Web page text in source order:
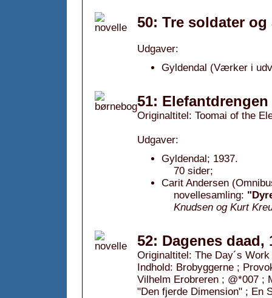
50: Tre soldater
Udgaver:
Gyldendal (Værker i
51: Elefantdrengen
Originaltitel: Toomai of the
Udgaver:
Gyldendal; 1937.
70 sider;
Carit Andersen
novellesamling:
Knudsen og Kurt
52: Dagenes daad,
Originaltitel: The Day´s Work
Indhold: Brobyggerne ;
Vilhelm Erobreren ; @*007 ;
"Den fjerde Dimension" ; En